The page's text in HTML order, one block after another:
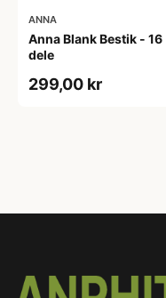
ANNA
Anna Blank Bestik - 16
dele
299,00 kr